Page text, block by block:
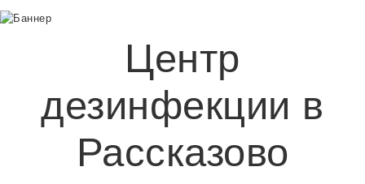
Центр
дезинфекции в
Рассказово